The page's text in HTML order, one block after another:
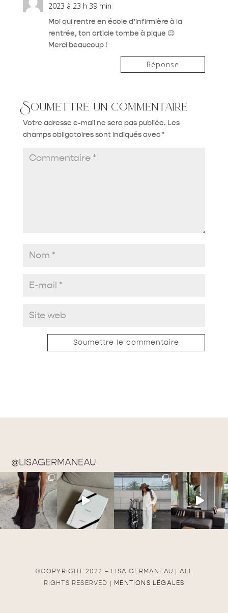
2023 à 23 h 39 min
Moi qui rentre en école d’infirmière à la
rentrée, ton article tombe à pique 😉
Merci beaucoup !
Réponse
Soumettre un commentaire
Votre adresse e-mail ne sera pas publiée. Les
champs obligatoires sont indiqués avec*
Soumettre le commentaire
@LISAGERMANEAU
©COPYRIGHT 2022 – LISA GERMANEAU | ALL
RIGHTS RESERVED | MENTIONS LÉGALES